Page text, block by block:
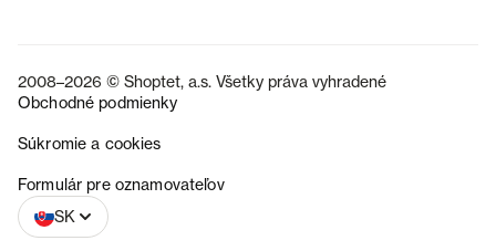
2008–2026 © Shoptet, a.s. Všetky práva vyhradené
Obchodné podmienky
Súkromie a cookies
Formulár pre oznamovateľov
SK